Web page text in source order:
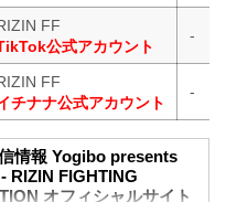
FF
公式アカウント
-
FF
チナナ公式アカウント
-
情報 Yogibo presents
RIZIN FIGHTING
オフィシャルサイト